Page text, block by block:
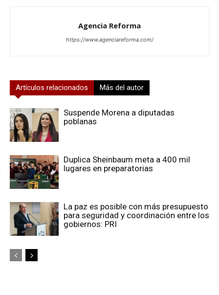
Agencia Reforma
https://www.agenciareforma.com/
Artículos relacionados Más del autor
Suspende Morena a diputadas
poblanas
Duplica Sheinbaum meta a 400 mil
lugares en preparatorias
La paz es posible con más presupuesto
para seguridad y coordinación entre los
gobiernos: PRI